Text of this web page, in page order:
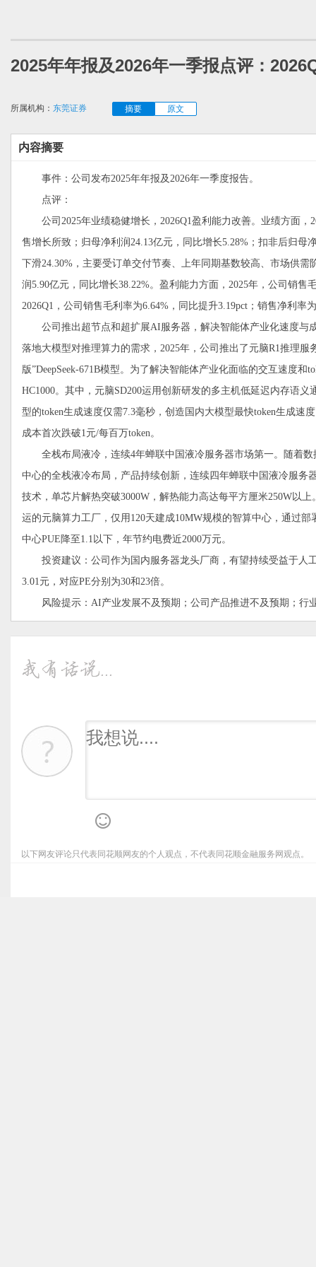
2025年年报及2026年一季报点评：
所属机构： 东莞证券 摘要 原文
内容摘要
事件：公司发布2025年年报及2026年一季度报告。
点评：
公司2025年业绩稳健增长，2026Q1盈利能力改善。业绩方面，
售增长所致；归母净利润24.13亿元，同比增长5.28%；扣非后归母
下滑24.30%，主要受订单交付节奏、上年同期基数较高、市场供
润5.90亿元，同比增长38.22%。盈利能力方面，2025年，公司销售
2026Q1，公司销售毛利率为6.64%，同比提升3.19pct；销售净利率
公司推出超节点和超扩展AI服务器，解决智能体产业化速度与
落地大模型对推理算力的需求，2025年，公司推出了元脑R1推理
版”DeepSeek-671B模型。为了解决智能体产业化面临的交互速度
HC1000。其中，元脑SD200运用创新研发的多主机低延迟内存语
型的token生成速度仅需7.3毫秒，创造国内大模型最快token生成
成本首次跌破1元/每百万token。
全栈布局液冷，连续4年蝉联中国液冷服务器市场第一。随着数
中心的全栈液冷布局，产品持续创新，连续四年蝉联中国液冷服
技术，单芯片解热突破3000W，解热能力高达每平方厘米250W以
运的元脑算力工厂，仅用120天建成10MW规模的智算中心，通过
中心PUE降至1.1以下，年节约电费近2000万元。
投资建议：公司作为国内服务器龙头厂商，有望持续受益于人
3.01元，对应PE分别为30和23倍。
风险提示：AI产业发展不及预期；公司产品推进不及预期；行
以下网友评论只代表同花顺网友的个人观点，不代表同花顺金融服务网观点。